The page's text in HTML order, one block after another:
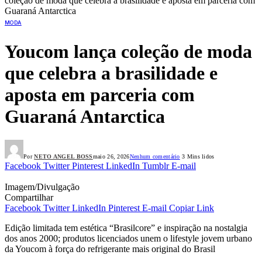
Guaraná Antarctica
MODA
Youcom lança coleção de moda
que celebra a brasilidade e
aposta em parceria com
Guaraná Antarctica
Por NETO ANGEL BOSSmaio 26, 2026Nenhum comentário 3 Mins lidos
Facebook Twitter Pinterest LinkedIn Tumblr E-mail
Imagem/Divulgação
Compartilhar
Facebook Twitter LinkedIn Pinterest E-mail Copiar Link
Edição limitada tem estética “Brasilcore” e inspiração na nostalgia
dos anos 2000; produtos licenciados unem o lifestyle jovem urbano
da Youcom à força do refrigerante mais original do Brasil